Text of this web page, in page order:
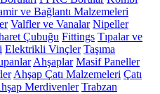
ve Bağlantı Malzemeleri
Valfler ve Vanalar Nipeller
Çubuğu Fittings Tıpalar ve
Elektrikli Vinçler Taşıma
Ahşaplar Masif Paneller
Ahşap Çatı Malzemeleri Çatı
Merdivenler Trabzan